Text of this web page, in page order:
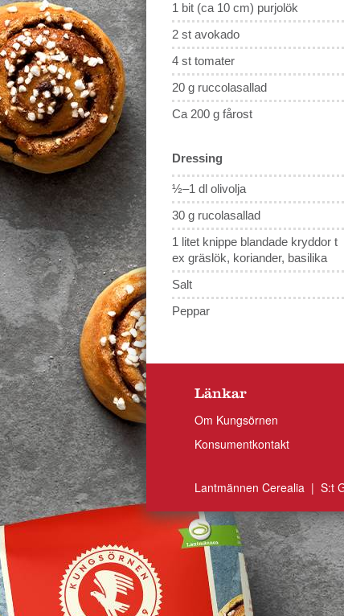
1 bit (ca 10 cm) purjolök
2 st avokado
4 st tomater
20 g ruccolasallad
Ca 200 g fårost
Dressing
½–1 dl olivolja
30 g rucolasallad
1 litet knippe blandade kryddor t
ex gräslök, koriander, basilika
Salt
Peppar
Länkar
Om Kungsörnen
Konsumentkontakt
Lantmännen Cerealia | S:t